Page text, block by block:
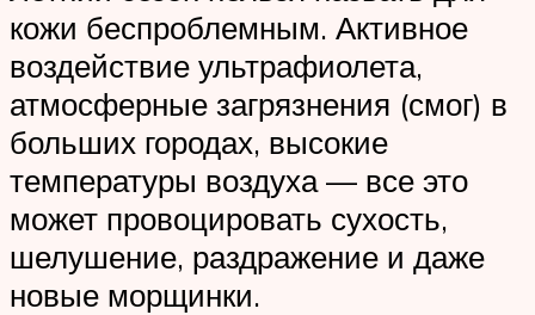
кожи беспроблемным. Активное
воздействие ультрафиолета,
атмосферные загрязнения (смог) в
больших городах, высокие
температуры воздуха — все это
может провоцировать сухость,
шелушение, раздражение и даже
новые морщинки.